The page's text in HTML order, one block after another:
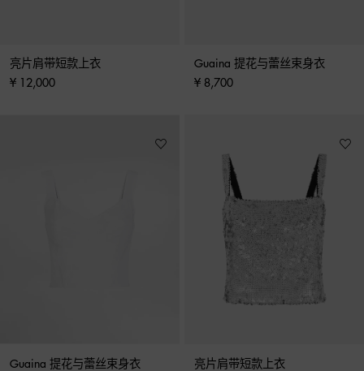
亮片肩带短款上衣
¥ 12,000
Guaina 提花与蕾丝束身衣
¥ 8,700
Guaina 提花与蕾丝束身衣
亮片肩带短款上衣